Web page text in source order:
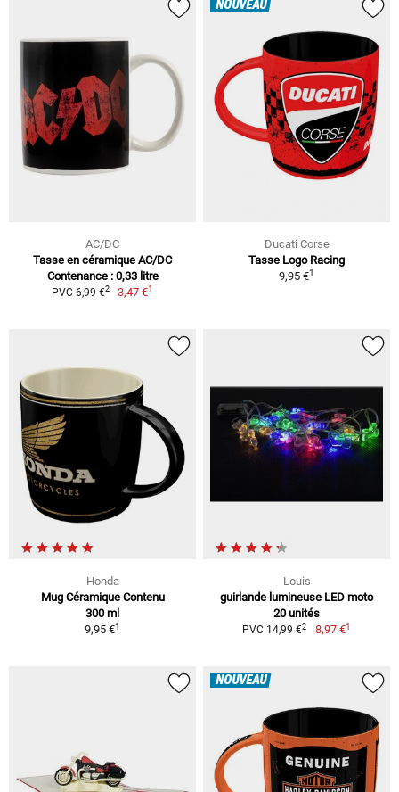
AC/DC
Tasse en céramique AC/DC
Contenance : 0,33 litre
PVC 6,99 €2 3,47 €1
NOUVEAU
Ducati Corse
Tasse Logo Racing
9,95 €1
Honda
Mug Céramique Contenu
300 ml
9,95 €1
Louis
guirlande lumineuse LED moto
20 unités
PVC 14,99 €2 8,97 €1
NOUVEAU